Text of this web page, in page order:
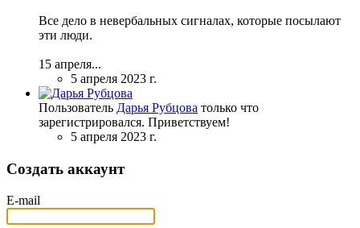
Все дело в невербальных сигналах, которые посылают
эти люди.
15 апреля...
5 апреля 2023 г.
Пользователь Дарья Рубцова только что
зарегистрировался. Приветствуем!
5 апреля 2023 г.
Создать аккаунт
E-mail